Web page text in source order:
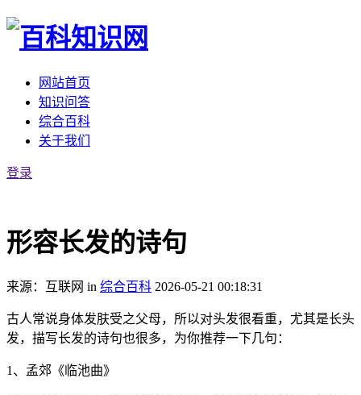
网站首页
知识问答
综合百科
关于我们
登录
形容长发的诗句
来源：互联网 in 综合百科 2026-05-21 00:18:31
古人常说身体发肤受之父母，所以对头发很看重，尤其是长头
发，描写长发的诗句也很多，为你推荐一下几句：
1、孟郊《临池曲》